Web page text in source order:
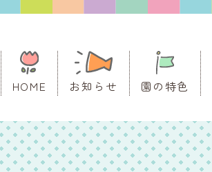
HOME お知らせ 園の特色